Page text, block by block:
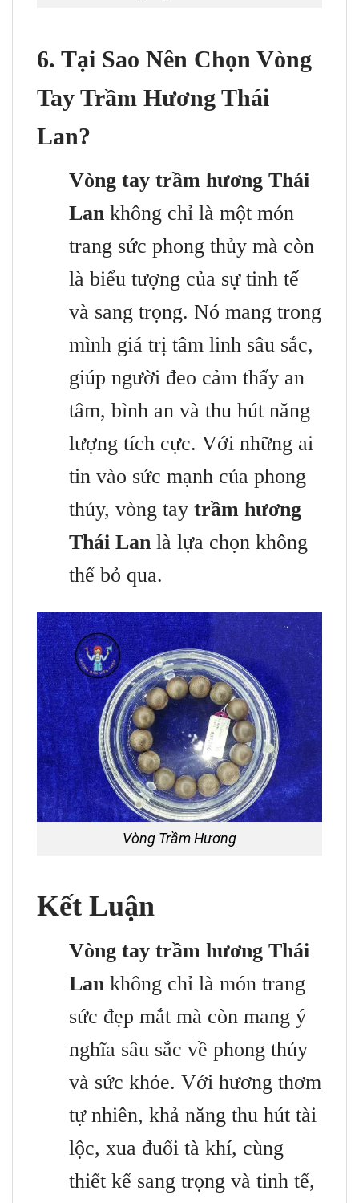
6. Tại Sao Nên Chọn Vòng
Tay Trầm Hương Thái
Lan?
Vòng tay trầm hương Thái
Lan không chỉ là một món
trang sức phong thủy mà còn
là biểu tượng của sự tinh tế
và sang trọng. Nó mang trong
mình giá trị tâm linh sâu sắc,
giúp người đeo cảm thấy an
tâm, bình an và thu hút năng
lượng tích cực. Với những ai
tin vào sức mạnh của phong
thủy, vòng tay trầm hương
Thái Lan là lựa chọn không
thể bỏ qua.
Vòng Trầm Hương
Kết Luận
Vòng tay trầm hương Thái
Lan không chỉ là món trang
sức đẹp mắt mà còn mang ý
nghĩa sâu sắc về phong thủy
và sức khỏe. Với hương thơm
tự nhiên, khả năng thu hút tài
lộc, xua đuổi tà khí, cùng
thiết kế sang trọng và tinh tế,